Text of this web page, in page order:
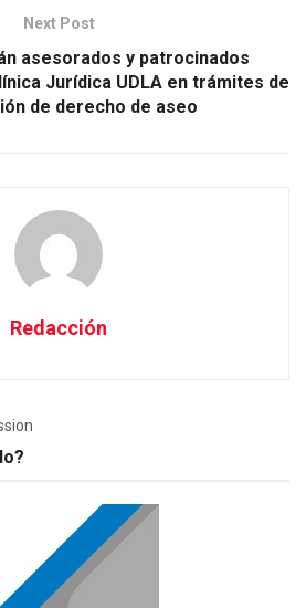
Next Post
asesorados y patrocinados
Jurídica UDLA en trámites de
de derecho de aseo
Redacción